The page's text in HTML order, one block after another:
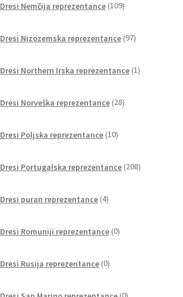
Dresi Nemčija reprezentance 109izdelkov
Dresi Nizozemska reprezentance 97izdelkov
Dresi Northern Irska reprezentance 1izdelek
Dresi Norveška reprezentance 28izdelkov
Dresi Poljska reprezentance 10izdelkov
Dresi Portugalska reprezentance 208izdelkov
Dresi puran reprezentance 4izdelki
Dresi Romuniji reprezentance 0izdelkov
Dresi Rusija reprezentance 0izdelkov